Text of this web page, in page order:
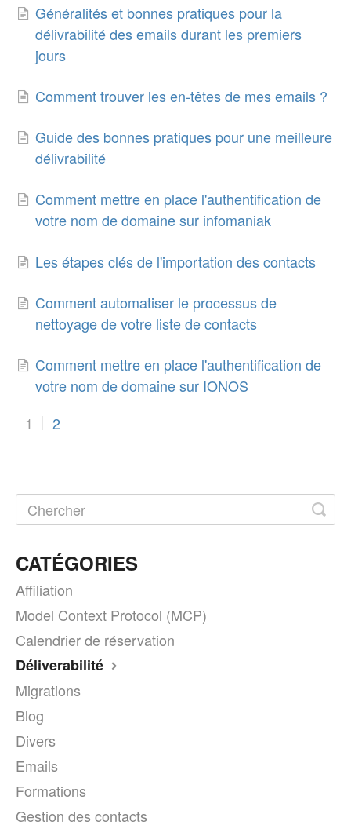
Généralités et bonnes pratiques pour la
délivrabilité des emails durant les premiers
jours
Comment trouver les en-têtes de mes emails ?
Guide des bonnes pratiques pour une meilleure
délivrabilité
Comment mettre en place l'authentification de
votre nom de domaine sur infomaniak
Les étapes clés de l'importation des contacts
Comment automatiser le processus de
nettoyage de votre liste de contacts
Comment mettre en place l'authentification de
votre nom de domaine sur IONOS
1
2
CATÉGORIES
Affiliation
Model Context Protocol (MCP)
Calendrier de réservation
Déliverabilité
Migrations
Blog
Divers
Emails
Formations
Gestion des contacts